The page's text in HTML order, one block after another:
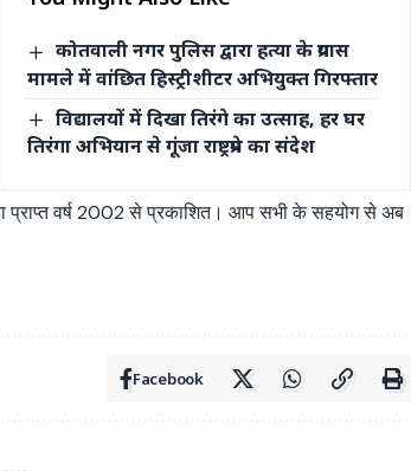
कोतवाली नगर पुलिस द्वारा हत्या के प्रयास
मामले में वांछित हिस्ट्रीशीटर अभियुक्त गिरफ्तार
विद्यालयों में दिखा तिरंगे का उत्साह, हर घर
तिरंगा अभियान से गूंजा राष्ट्रप्रेम का संदेश
प्राप्त वर्ष 2002 से प्रकाशित। आप सभी के सहयोग से अब
Facebook